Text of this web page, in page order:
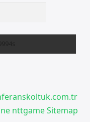
nttgameSitemap